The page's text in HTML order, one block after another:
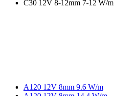
C30 12V 8-12mm 7-12 W/m
A120 12V 8mm 9.6 W/m